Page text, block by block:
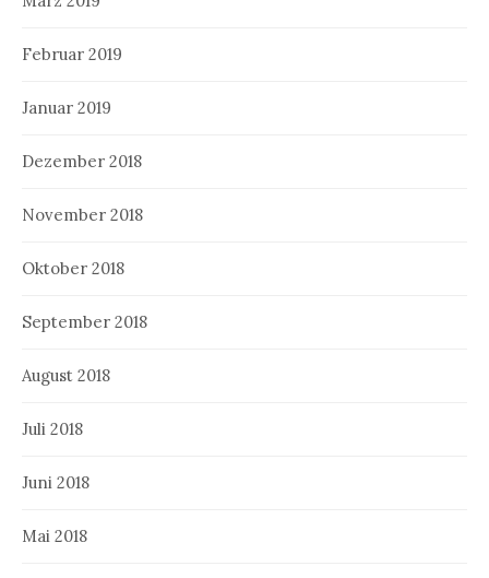
Februar 2019
Januar 2019
Dezember 2018
November 2018
Oktober 2018
September 2018
August 2018
Juli 2018
Juni 2018
Mai 2018